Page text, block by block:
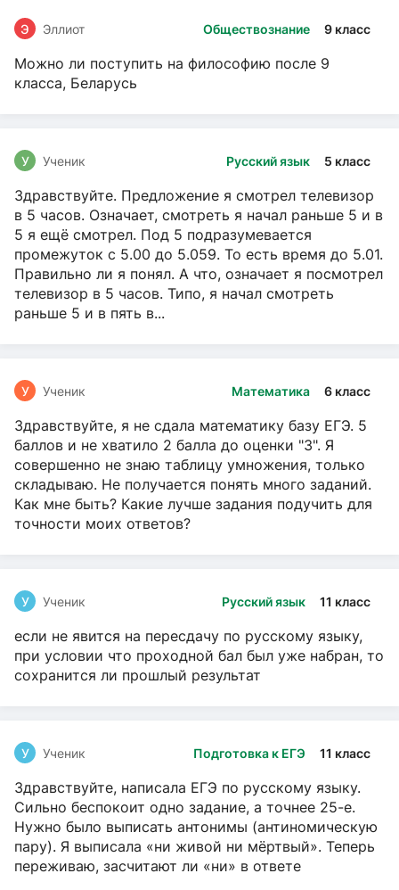
Обществознание 9 класс
Э Эллиот
Можно ли поступить на философию после 9
класса, Беларусь
Русский язык 5 класс
У Ученик
Здравствуйте. Предложение я смотрел телевизор
в 5 часов. Означает, смотреть я начал раньше 5 и в
5 я ещё смотрел. Под 5 подразумевается
промежуток с 5.00 до 5.059. То есть время до 5.01.
Правильно ли я понял. А что, означает я посмотрел
телевизор в 5 часов. Типо, я начал смотреть
раньше 5 и в пять в...
Математика 6 класс
У Ученик
Здравствуйте, я не сдала математику базу ЕГЭ. 5
баллов и не хватило 2 балла до оценки "3". Я
совершенно не знаю таблицу умножения, только
складываю. Не получается понять много заданий.
Как мне быть? Какие лучше задания подучить для
точности моих ответов?
Русский язык 11 класс
У Ученик
если не явится на пересдачу по русскому языку,
при условии что проходной бал был уже набран, то
сохранится ли прошлый результат
Подготовка к ЕГЭ 11 класс
У Ученик
Здравствуйте, написала ЕГЭ по русскому языку.
Сильно беспокоит одно задание, а точнее 25-е.
Нужно было выписать антонимы (антиномическую
пару). Я выписала «ни живой ни мёртвый». Теперь
переживаю, засчитают ли «ни» в ответе